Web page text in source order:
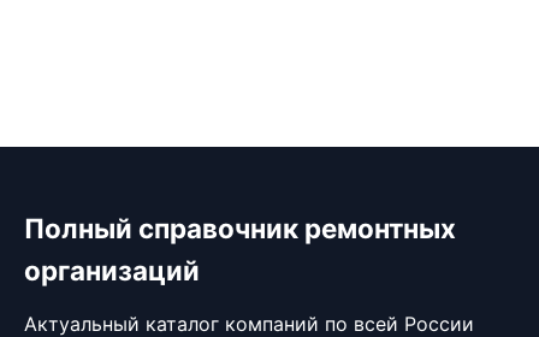
Полный справочник ремонтных
организаций
Актуальный каталог компаний по всей России